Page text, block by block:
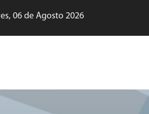
06 de Agosto 2026